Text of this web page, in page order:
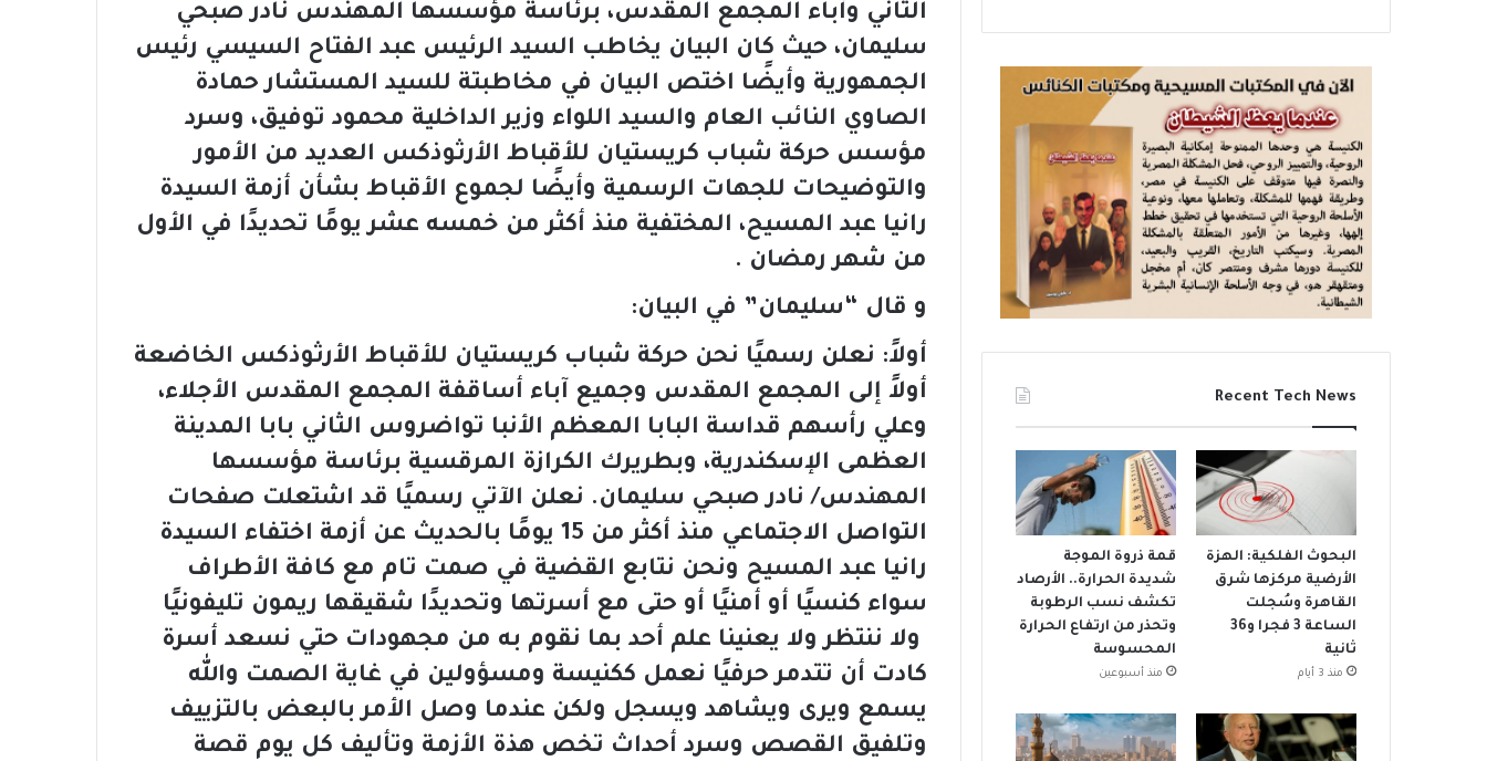
الثاني وآباء المجمع المقدس، برئاسة مؤسسها المهندس نادر صبحي
سليمان، حيث كان البيان يخاطب السيد الرئيس عبد الفتاح السيسي رئيس
الجمهورية وأيضًا اختص البيان في مخاطبتة للسيد المستشار حمادة
الصاوي النائب العام والسيد اللواء وزير الداخلية محمود توفيق، وسرد
مؤسس حركة شباب كريستيان للأقباط الأرثوذكس العديد من الأمور
والتوضيحات للجهات الرسمية وأيضًا لجموع الأقباط بشأن أزمة السيدة
رانيا عبد المسيح، المختفية منذ أكثر من خمسه عشر يومًا تحديدًا في الأول
من شهر رمضان .
و قال “سليمان” في البيان:
أولاً: نعلن رسميًا نحن حركة شباب كريستيان للأقباط الأرثوذكس الخاضعة
أولاً إلى المجمع المقدس وجميع آباء أساقفة المجمع المقدس الأجلاء،
وعلي رأسهم قداسة البابا المعظم الأنبا تواضروس الثاني بابا المدينة
العظمى الإسكندرية، وبطريرك الكرازة المرقسية برئاسة مؤسسها
المهندس/ نادر صبحي سليمان. نعلن الآتي رسميًا قد اشتعلت صفحات
التواصل الاجتماعي منذ أكثر من 15 يومًا بالحديث عن أزمة اختفاء السيدة
رانيا عبد المسيح ونحن نتابع القضية في صمت تام مع كافة الأطراف
سواء كنسيًا أو أمنيًا أو حتى مع أسرتها وتحديدًا شقيقها ريمون تليفونيًا
ولا ننتظر ولا يعنينا علم أحد بما نقوم به من مجهودات حتي نسعد أسرة
كادت أن تتدمر حرفيًا نعمل ككنيسة ومسؤولين في غاية الصمت والله
يسمع ويرى ويشاهد ويسجل ولكن عندما وصل الأمر بالبعض بالتزييف
وتلفيق القصص وسرد أحداث تخص هذة الأزمة وتأليف كل يوم قصة
Recent Tech News
البحوث الفلكية: الهزة
الأرضية مركزها شرق
القاهرة وسُجلت
الساعة 3 فجرا و36
ثانية
منذ 3 أيام
قمة ذروة الموجة
شديدة الحرارة.. الأرصاد
تكشف نسب الرطوبة
وتحذر من ارتفاع الحرارة
المحسوسة
منذ أسبوعين